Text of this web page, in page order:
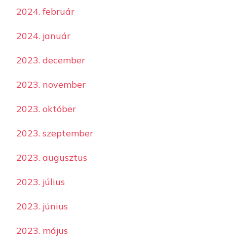
2024. február
2024. január
2023. december
2023. november
2023. október
2023. szeptember
2023. augusztus
2023. július
2023. június
2023. május